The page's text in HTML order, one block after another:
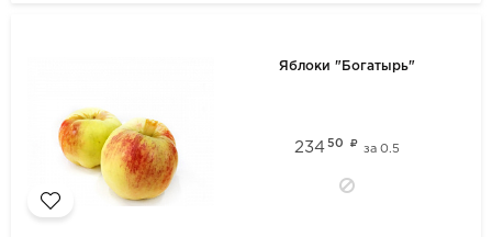
Яблоки "Богатырь"
234 50 за0.5